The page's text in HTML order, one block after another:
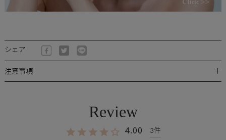
シェア
注意事項 ＋
4.00 3